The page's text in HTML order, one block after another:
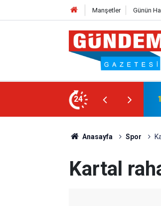
Manşetler Günün
24
9 Bin 500 Yolcu ve Mürettebat
Anasayfa Spor
Kartal